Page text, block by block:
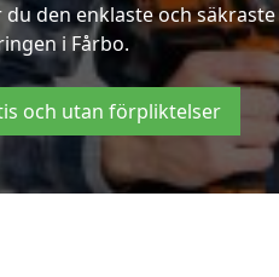
den enklaste och säkraste
i Fårbo.
och utan förpliktelser